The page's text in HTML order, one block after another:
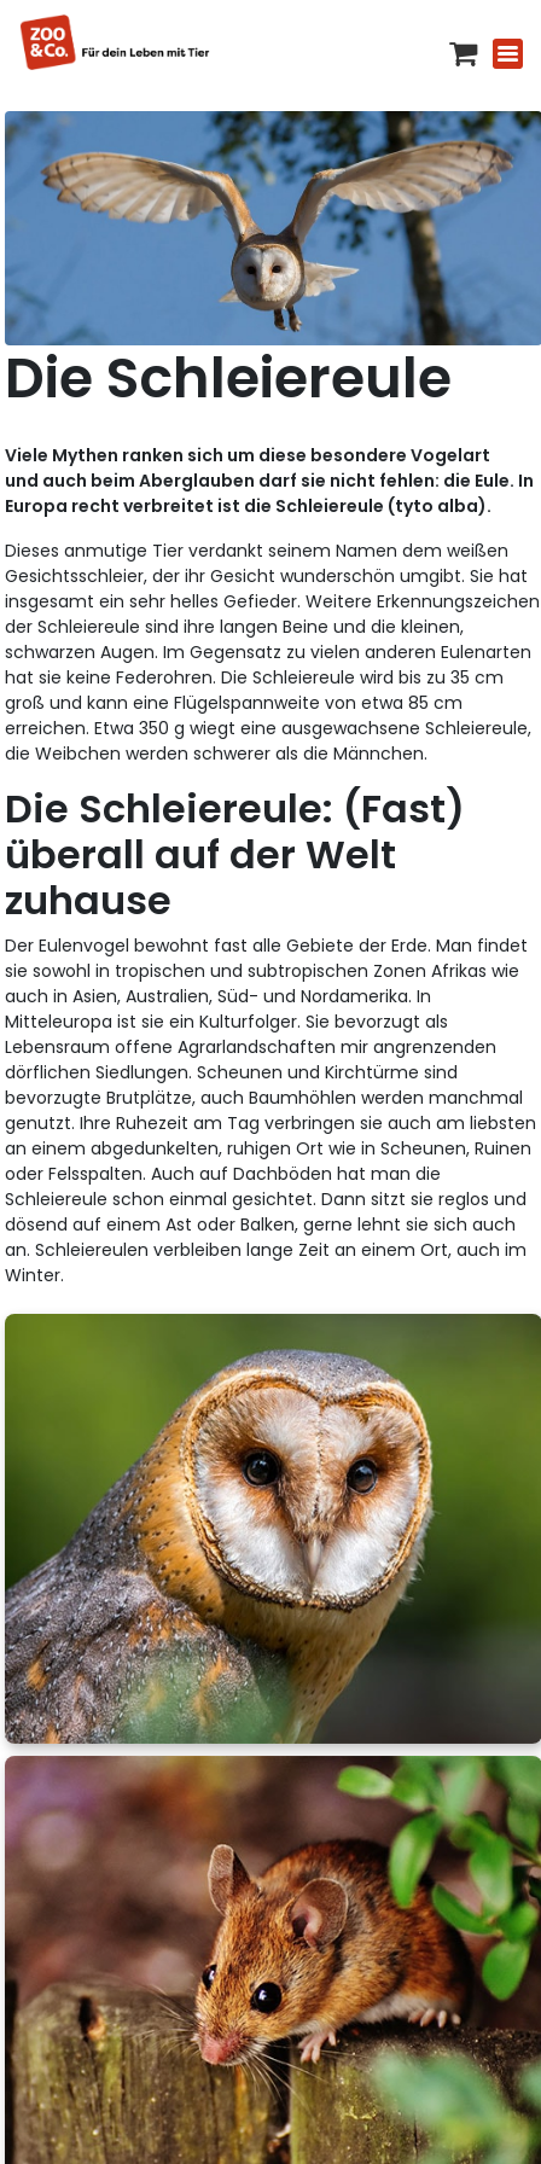
Die Schleiereule
Viele Mythen ranken sich um diese besondere Vogelart
und auch beim Aberglauben darf sie nicht fehlen: die Eule. In
Europa recht verbreitet ist die Schleiereule (tyto alba).
Dieses anmutige Tier verdankt seinem Namen dem weißen
Gesichtsschleier, der ihr Gesicht wunderschön umgibt. Sie hat
insgesamt ein sehr helles Gefieder. Weitere Erkennungszeichen
der Schleiereule sind ihre langen Beine und die kleinen,
schwarzen Augen. Im Gegensatz zu vielen anderen Eulenarten
hat sie keine Federohren. Die Schleiereule wird bis zu 35 cm
groß und kann eine Flügelspannweite von etwa 85 cm
erreichen. Etwa 350 g wiegt eine ausgewachsene Schleiereule,
die Weibchen werden schwerer als die Männchen.
Die Schleiereule: (Fast)
überall auf der Welt
zuhause
Der Eulenvogel bewohnt fast alle Gebiete der Erde. Man findet
sie sowohl in tropischen und subtropischen Zonen Afrikas wie
auch in Asien, Australien, Süd- und Nordamerika. In
Mitteleuropa ist sie ein Kulturfolger. Sie bevorzugt als
Lebensraum offene Agrarlandschaften mir angrenzenden
dörflichen Siedlungen. Scheunen und Kirchtürme sind
bevorzugte Brutplätze, auch Baumhöhlen werden manchmal
genutzt. Ihre Ruhezeit am Tag verbringen sie auch am liebsten
an einem abgedunkelten, ruhigen Ort wie in Scheunen, Ruinen
oder Felsspalten. Auch auf Dachböden hat man die
Schleiereule schon einmal gesichtet. Dann sitzt sie reglos und
dösend auf einem Ast oder Balken, gerne lehnt sie sich auch
an. Schleiereulen verbleiben lange Zeit an einem Ort, auch im
Winter.